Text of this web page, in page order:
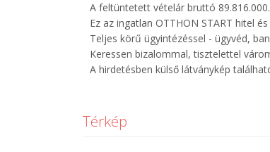
A feltüntetett vételár bruttó
Ez az ingatlan OTTHON START hitel
Teljes körű ügyintézéssel - ügyvéd,
Keressen bizalommal, tisztelettel
A hirdetésben külső látványkép
Térkép